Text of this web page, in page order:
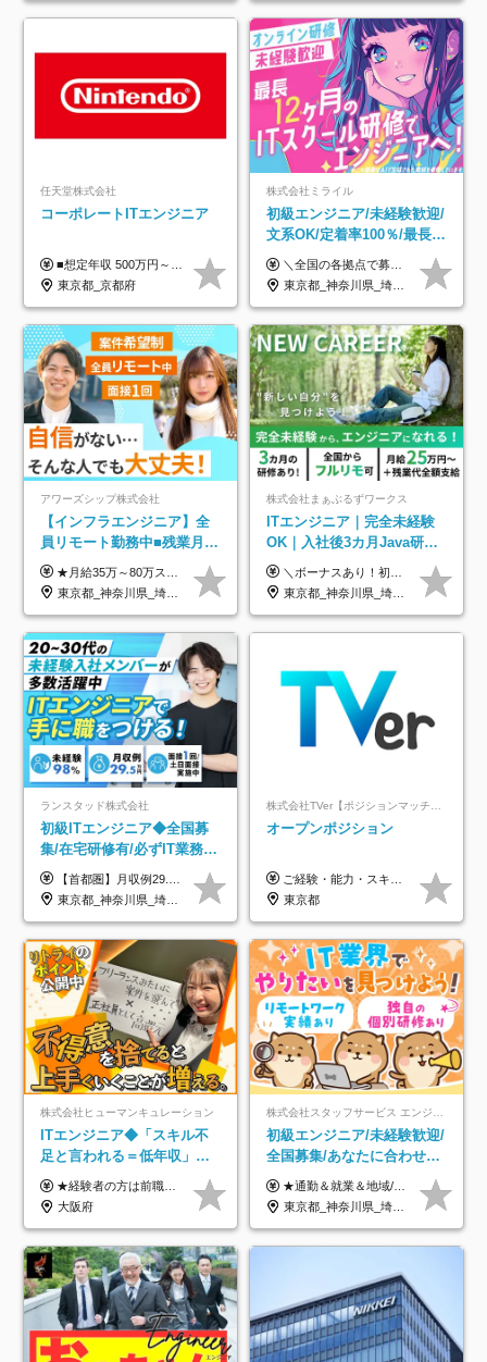
任天堂株式会社
コーポレートITエンジニア
■想定年収 500万円～900万円 月給制 月給278,000円～ ※残業が発生した場合、残業代を別途全額支給します ※試用期間2ヶ月あり(待遇や給与に差異はありません)
東京都_京都府
株式会社ミライル
初級エンジニア/未経験歓迎/
文系OK/定着率100％/最長1
年の自社ITスクール研修あ
り/年休130日
＼全国の各拠点で募集中！／ 給与は以下の通り、勤務地により異なります。 札幌：月給23万円～27万円 仙台：月給22万円～26万円 新潟：月給22万円～26万円 東京：月給26万円～30万円 大阪：月給24万円～29万円 福岡：月給23.5万円～27万円 沖縄：月給21万円～26万円 ◎給与は知識や経験を考慮して決定します。 ◎残業は別途全額支給します。 ◎試用期間12カ月あり（給与は以下の通りです。その他条件に変更はありません） （試用期間の給与） 札幌：月給18.6万円～ 仙台：月給19万円～ 新潟：月給18万円～ 東京：月給22万円～ 大阪：月給20.8万円～ 福岡：月給19万円～ 沖縄：月給18万円～
東京都_神奈川県_埼玉県_千葉県_大阪府_愛知県_北海道_青森県_岩手県_宮城県_秋田県_山形県_福島県_茨城県_栃木県_群馬県_新潟県_山梨県_長野県_富山県_石川県_福井県_静岡県_岐阜県_三重県_兵庫県_京都府_滋賀県_奈良県_和歌山県_広島県_岡山県_鳥取県_島根県_山口県_徳島県_香川県_愛媛県_高知県_福岡県_熊本県_佐賀県_長崎県_大分県_宮崎県_鹿児島県_沖縄県
アワーズシップ株式会社
【インフラエンジニア】全
員リモート勤務中■残業月
3h■最大3ヶ月の連休あり■
年休126日■20～30代活躍
中！
★月給35万～80万スタートも可 【未経験の方】 ■月給26万～80万＋賞与年2回（年2ヶ月分） 【何かしらのインフラエンジニア経験をお持ちの方】 ■月給35万～80万＋賞与年2回（年2ヶ月分） ※スキル・経験などを考慮し決定します ※試用期間6ヶ月あり。期間中は契約社員となります。その他の待遇に差異はありません（試用期間終了後、昇給の可能性あり） ※上記金額には固定残業代（月30時間分／4万9600円～15万2600円）を含みます。超過分は別途支給いたします。 ＼頑張りはインセンティブで還元！／ クライアントに貢献度を評価され、当社のエンジニアが追加で案件に参画することになるなど、会社にとって利益になる行動はしっかり評価します。 会社の成長に貢献できていることを実感でき、「もっと頑張ろう」と思える体制づくりを整えています！
東京都_神奈川県_埼玉県_千葉県_大阪府
株式会社まぁぶるずワークス
ITエンジニア｜完全未経験
OK｜入社後3カ月Java研修
｜リモート率8割以上｜充実
のキャリア支援｜残業月10h
＼ボーナスあり！初年度から年収300万円以上／ ■月給25万円～35万円＋残業代全額支給＋各種手当＋賞与年1回 ◎経験・年齢・スキルなどを考慮し、できるだけ優遇します ◎試用期間中(3カ月)は契約社員で、月給21万円＋諸手当になります。 (試用期間中は残業が発生しません。その他の待遇に変更はありません) ----------------- ＼3つの評価軸！実力次第で早期収入アップ！／ 【1】スキル(IT理解、実装力、設計) 【2】実務力(現場評価、コミュ力、品質) 【3】姿勢(自走力、意欲、責任感) この3つの評価軸で、3カ月ごとに評価。社内グレードにより、給与が決まる明確な仕組みです。何ができれば給与が上がるのか分かりやすく、実力や努力次第で早期に収入を増やせます！ 【固定残業代について】 なし（残業代は、実際の労働時間に応じて別途全額支給）
東京都_神奈川県_埼玉県_千葉県_大阪府_愛知県_北海道_青森県_岩手県_宮城県_秋田県_山形県_福島県_茨城県_栃木県_群馬県_新潟県_山梨県_長野県_富山県_石川県_福井県_静岡県_岐阜県_三重県_兵庫県_京都府_滋賀県_奈良県_和歌山県_広島県_岡山県_鳥取県_島根県_山口県_徳島県_香川県_愛媛県_高知県_福岡県_熊本県_佐賀県_長崎県_大分県_宮崎県_鹿児島県_沖縄県
ランスタッド株式会社
初級ITエンジニア◆全国募
集/在宅研修有/必ずIT業務配
属/月収例29.5万円/Web面接
1回/SE
【首都圏】月収例29.5万円（月給26万円＋諸手当） 【東海・関西】月収例28.5万円（月給25万円＋諸手当） 【九州】月収例26万円（月給23万円＋諸手当） ※経験・スキル・前職給与を踏まえ、総合的に判断して決定します。 例：首都圏 月収例31万円（月給27万円＋諸手当） ◆各種手当 ・通勤手当（上限4万円まで） ・残業代手当（1分単位で全額支給） ※固定残業代制は採用しておりません ・深夜勤務手当 ・資格取得支援（ランクに応じてお祝い金1万円～10万円を支給） ◆昇給：年1回 ◆補足 ・研修中1ヶ月間は、時給1670円となります。 ・試用期間6ヶ月あり。その間の待遇に変更はありません。 ※詳細は面接時にご案内します。
東京都_神奈川県_埼玉県_千葉県_大阪府_愛知県_兵庫県_京都府_福岡県
オープンポジション
ご経験・能力・スキル等により、当社基準にて優遇・相談のうえ決定いたします。
東京都
株式会社ヒューマンキュレーション
ITエンジニア◆「スキル不
足と言われる＝低年収」で
はない！｜ 不安を克服し、
年収アップした社員の実例
★経験者の方は前職の年収以上を保証します ★案件単価を開示した上で80％以上を還元します 月給25万円以上＋賞与年2回 ※経験や能力を考慮の上で優遇します ※試用期間が3ヶ月(その間の給与・待遇・雇用形態に変更はありません) ※月給には月20時間分のみなし残業手当(5万円)を含みます(超過分は別途支給) ★残業平均は月10時間以下ですので、毎月10時間分程度はお得です！
大阪府
初級エンジニア/未経験歓迎/
全国募集/あなたに合わせた
オリジナル研修をご用
意/AI・IoT/残業平均8時間
★通勤＆就業＆地域/住宅＆役職手当あり ★残業代は全額支給 ★選べる給与制度あり！ ■東京・神奈川・千葉・埼玉勤務の場合 月給24.5万円～55万円＋諸手当 （残業代は全額支給） (20,000円の地域/住宅手当込み) ■愛知・京都・大阪・兵庫勤務の場合 月給24万円以上＋諸手当 （残業代は全額支給） (15,000円の地域/住宅手当込み) ■茨城・栃木・群馬・静岡・三重・滋賀・広島・福岡勤務の場合 月給23.5万円以上＋諸手当 （残業代は全額支給） (10,000円の地域/住宅手当込み) ■北海道・宮城・山梨・長野・岐阜・奈良・和歌山・岡山勤務の場合 月給23万円以上＋諸手当 （残業代は全額支給） (5,000円の地域/住宅手当込み) ■その他のエリア勤務の場合 月給22.5万円以上＋諸手当 （残業代は全額支給） ※経験や能力を考慮し、当社規定により優遇します 【昇給：年一回実施】 【選べる給与制度】 ★収入を重視する方に… 「変動型人事制度」の選択も可能（派遣先からの評価に応じて収入アップ！） ※年2回のタイミングで希望者と面談の上決定します。
東京都_神奈川県_埼玉県_千葉県_大阪府_愛知県_北海道_岩手県_宮城県_山形県_福島県_茨城県_栃木県_群馬県_山梨県_長野県_富山県_石川県_静岡県_岐阜県_三重県_兵庫県_京都府_滋賀県_奈良県_広島県_岡山県_山口県_愛媛県_福岡県_熊本県_長崎県